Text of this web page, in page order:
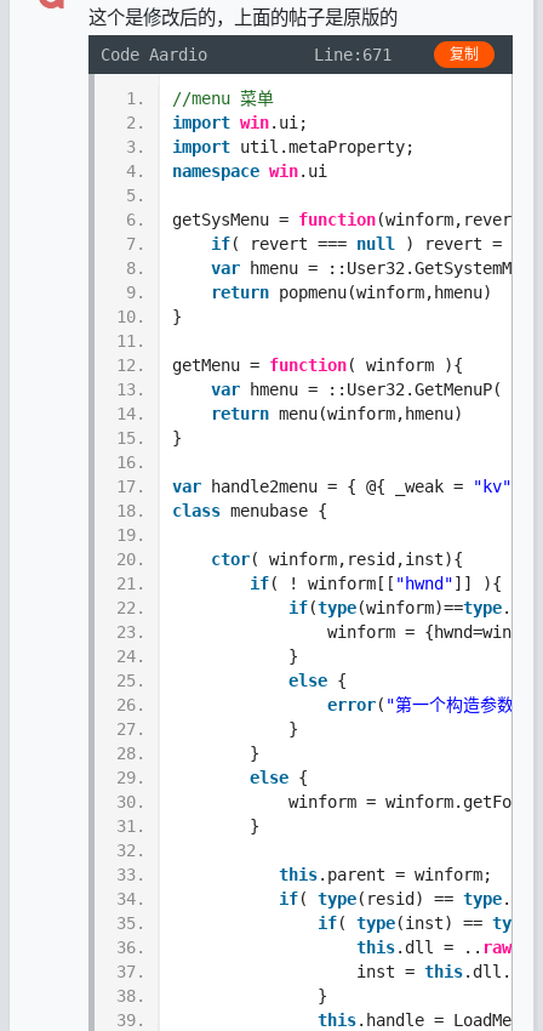
这个是修改后的，上面的帖子是原版的
Code Aardio Line:671 复制
1.
2.
3.
4.
5.
6.
7.
8.
9.
10.
11.
12.
13.
14.
15.
16.
17.
18.
19.
20.
21.
22.
23.
24.
25.
26.
27.
28.
29.
30.
31.
32.
33.
34.
35.
36.
37.
38.
39.
//menu 菜单
import win.ui;
import util.metaProperty;
namespace win.ui
getSysMenu = function(winform,revert){
if( revert === null ) revert =
var hmenu =
return popmenu(winform,hmenu)
}
getMenu = function( winform ){
var hmenu = ::User32.GetMenuP(
return menu(winform,hmenu)
}
var handle2menu = { @{ _weak = "kv"
class menubase {
ctor( winform,resid,inst){
if( ! winform[[ "hwnd"]] ){
if(type(winform)==type
winform =
            }
else {
error( "第一个构造参数必
            }
        }
else {
winform =
        }
this.parent = winform;
if( type(resid) == type
if( type(inst) == type
this.dll = .. raw
                   inst =
this
               }
this.handle =